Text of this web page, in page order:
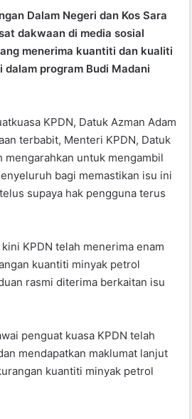
Dalam Negeri dan Kos Sara
dakwaan di media sosial
menerima kuantiti dan kualiti
dalam program Budi Madani
KPDN, Datuk Azman Adam
terbabit, Menteri KPDN, Datuk
mengarahkan untuk mengambil
bagi memastikan isu ini
supaya hak pengguna terus
KPDN telah menerima enam
kuantiti minyak petrol
rasmi diterima berkaitan isu
penguat kuasa KPDN telah
mendapatkan maklumat lanjut
kuantiti minyak petrol